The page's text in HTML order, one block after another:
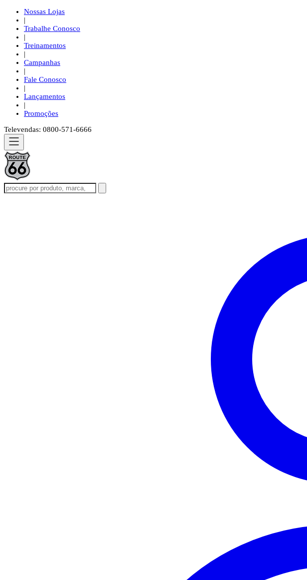
Nossas Lojas
|
Trabalhe Conosco
|
Treinamentos
|
Campanhas
|
Fale Conosco
|
Lançamentos
|
Promoções
Televendas: 0800-571-6666